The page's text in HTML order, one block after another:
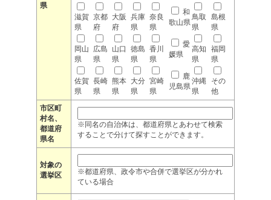
県
滋賀
県
京都
府
大阪
府
兵庫
県
奈良
県
和
歌山県
鳥取
県
島根
県
岡山
県
広島
県
山口
県
徳島
県
香川
県
愛
媛県
高知
県
福岡
県
佐賀
県
長崎
県
熊本
県
大分
県
宮崎
県
鹿
児島県
沖縄
県
その
他
市区町
村名、
都道府
県名
※同名の自治体は、都道府県とあわせて検索
することで分けて探すことができます。
対象の
選挙区
※都道府県、政令市や合併で選挙区が分かれ
ている場合